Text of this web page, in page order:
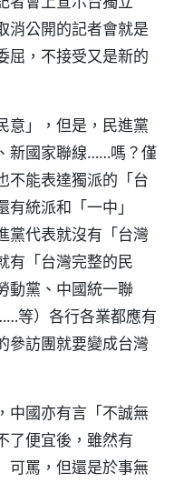
消公開的記者會就是
屈，不接受又是新的
意」，但是，民進黨
新國家聯線……嗎？僅
不能表達獨派的「台
統派和「一中」
黨代表就沒有「台灣
有「台灣完整的民
動黨、中國統一聯
等）各行各業都應有
參訪團就要變成台灣
中國亦有言「不誠無
了便宜後，雖然有
可罵，但還是於事無